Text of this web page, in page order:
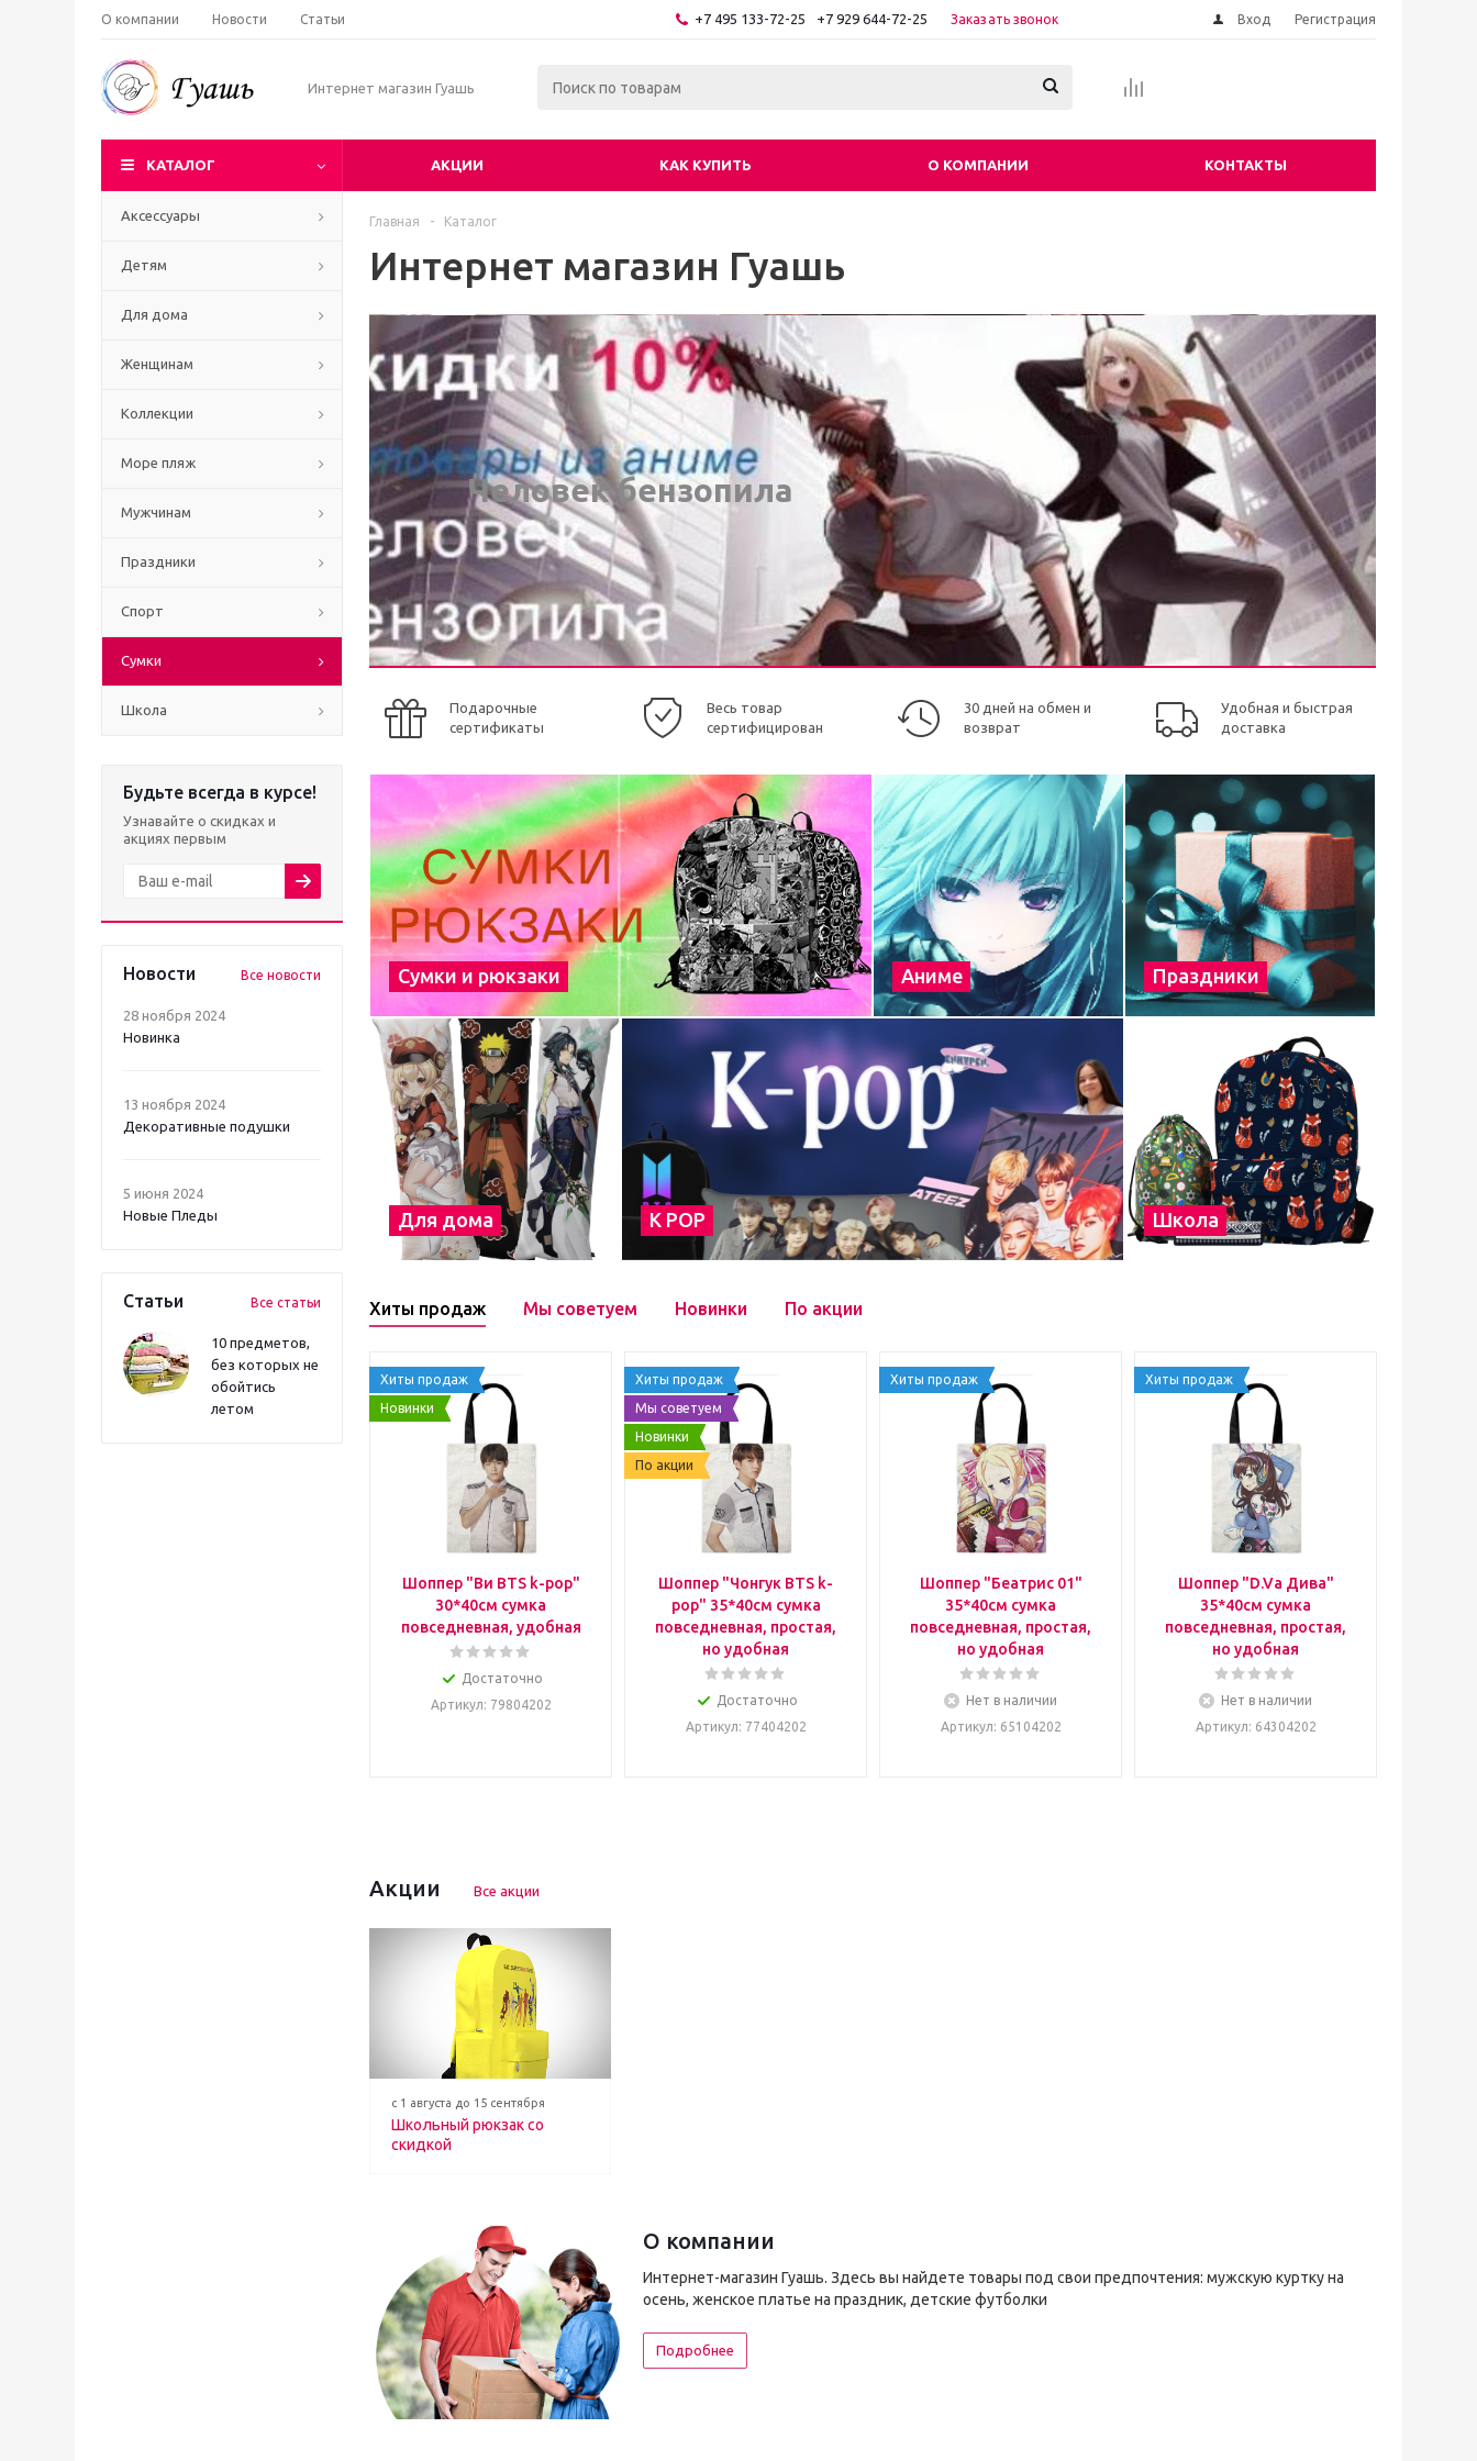
О компании Новости Статьи +7 495 133-72-25 +7 929 644-72-25 Заказать звонок Вход Регистрация
Интернет магазин Гуашь
КАТАЛОГ АКЦИИ КАК КУПИТЬ О КОМПАНИИ КОНТАКТЫ
Аксессуары
Детям
Для дома
Женщинам
Коллекции
Море пляж
Мужчинам
Праздники
Спорт
Сумки
Школа
Будьте всегда в курсе!
Узнавайте о скидках и
акциях первым
Новости Все новости
28 ноября 2024
Новинка
13 ноября 2024
Декоративные подушки
5 июня 2024
Новые Пледы
Статьи Все статьи
10 предметов,
без которых не
обойтись
летом
Главная - Каталог
Интернет магазин Гуашь
Человек бензопила
Подарочные
сертификаты
Весь товар
сертифицирован
30 дней на обмен и
возврат
Удобная и быстрая
доставка
Сумки и рюкзаки Аниме Праздники
Для дома К POP Школа
Хиты продаж Мы советуем Новинки По акции
Хиты продаж
Новинки
Шоппер "Ви BTS k-pop"
30*40см сумка
повседневная, удобная
Достаточно
Артикул: 79804202
Хиты продаж
Мы советуем
Новинки
По акции
Шоппер "Чонгук BTS k-
pop" 35*40см сумка
повседневная, простая,
но удобная
Достаточно
Артикул: 77404202
Хиты продаж
Шоппер "Беатрис 01"
35*40см сумка
повседневная, простая,
но удобная
Нет в наличии
Артикул: 65104202
Хиты продаж
Шоппер "D.Va Дива"
35*40см сумка
повседневная, простая,
но удобная
Нет в наличии
Артикул: 64304202
Акции Все акции
с 1 августа до 15 сентября
Школьный рюкзак со
скидкой
О компании
Интернет-магазин Гуашь. Здесь вы найдете товары под свои предпочтения: мужскую куртку на
осень, женское платье на праздник, детские футболки
Подробнее